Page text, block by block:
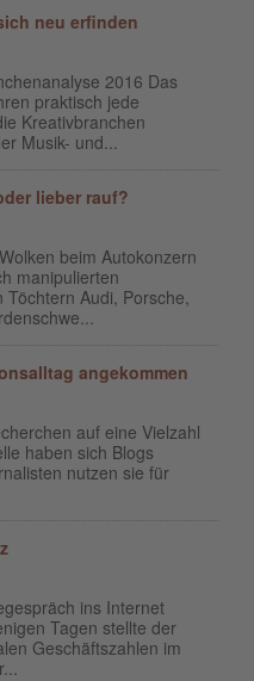
neu erfinden
2016 Das
praktisch jede
Kreativbranchen
Musik- und...
lieber rauf?
beim Autokonzern
manipulierten
Audi, Porsche,
angekommen
auf eine Vielzahl
haben sich Blogs
nutzen sie für
ins Internet
Tagen stellte der
Geschäftszahlen im